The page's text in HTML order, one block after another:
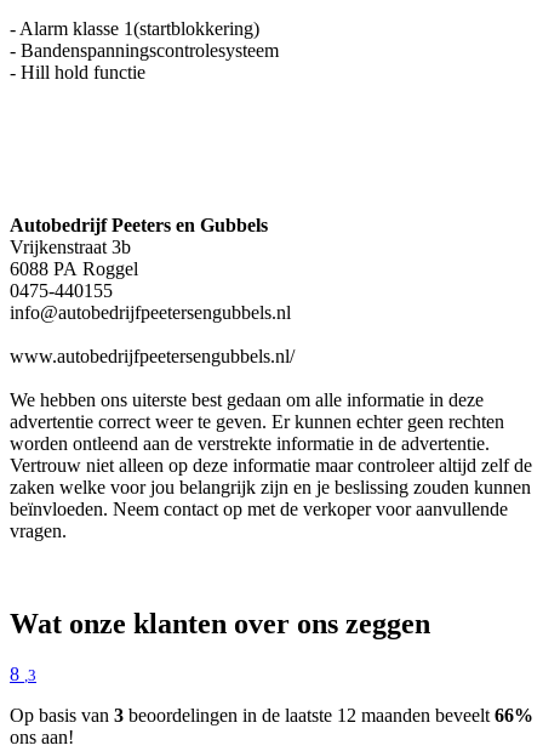
- Alarm klasse 1(startblokkering)
- Bandenspanningscontrolesysteem
- Hill hold functie
Autobedrijf Peeters en Gubbels
Vrijkenstraat 3b
6088 PA Roggel
0475-440155
info@autobedrijfpeetersengubbels.nl
www.autobedrijfpeetersengubbels.nl/
We hebben ons uiterste best gedaan om alle informatie in deze
advertentie correct weer te geven. Er kunnen echter geen rechten
worden ontleend aan de verstrekte informatie in de advertentie.
Vertrouw niet alleen op deze informatie maar controleer altijd zelf de
zaken welke voor jou belangrijk zijn en je beslissing zouden kunnen
beïnvloeden. Neem contact op met de verkoper voor aanvullende
vragen.
Wat onze klanten over ons zeggen
8 ,3
Op basis van 3 beoordelingen in de laatste 12 maanden beveelt66%
ons aan!